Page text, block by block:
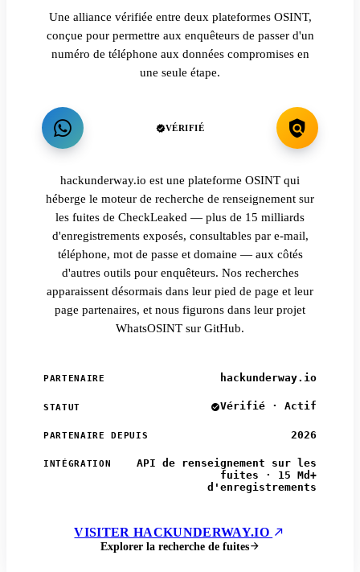
Une alliance vérifiée entre deux plateformes OSINT,
conçue pour permettre aux enquêteurs de passer d'un
numéro de téléphone aux données compromises en
une seule étape.
VÉRIFIÉ
hackunderway.io est une plateforme OSINT qui
héberge le moteur de recherche de renseignement sur
les fuites de CheckLeaked — plus de 15 milliards
d'enregistrements exposés, consultables par e-mail,
téléphone, mot de passe et domaine — aux côtés
d'autres outils pour enquêteurs. Nos recherches
apparaissent désormais dans leur pied de page et leur
page partenaires, et nous figurons dans leur projet
WhatsOSINT sur GitHub.
PARTENAIRE hackunderway.io
STATUT Vérifié · Actif
PARTENAIRE DEPUIS 2026
INTÉGRATION
API de renseignement sur les
fuites · 15 Md+
d'enregistrements
VISITER HACKUNDERWAY.IO
Explorer la recherche de fuites